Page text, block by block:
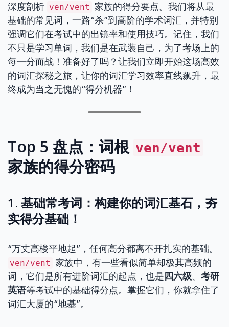
深度剖析 ven/vent
家族的得分要点。我们将从最
基础的常见词，一路“杀”到高阶的学术词汇，并特别
强调它们在考试中的出镜率和使用技巧。记住，我们
不只是学习单词，我们是在武装自己，为了考场上的
每一分而战！准备好了吗？让我们立即开始这场高效
的词汇探秘之旅，让你的词汇学习效率直线飙升，最
终成为当之无愧的“得分机器”！
Top 5 盘点：词根 ven/vent
家族的得分密码
1. 基础常考词：构建你的词汇基石，夯
实得分基础！
“万丈高楼平地起”，任何高分都离不开扎实的基础。
ven/vent
家族中，有一些看似简单却极其高频的
词，它们是所有进阶词汇的起点，也是 四六级、 考研
英语等考试中的基础得分点。掌握它们，你就拿住了
词汇大厦的“地基”。